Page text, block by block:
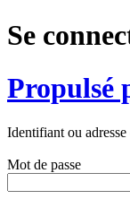
Se
Propulsé
Identifiant ou adresse
Mot de passe